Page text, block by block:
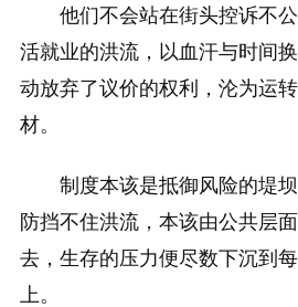
他们不会站在街头控诉不
活就业的洪流，以血汗与时间
动放弃了议价的权利，沦为运
材。
制度本该是抵御风险的堤
防挡不住洪流，本该由公共层
去，生存的压力便尽数下沉到
上。